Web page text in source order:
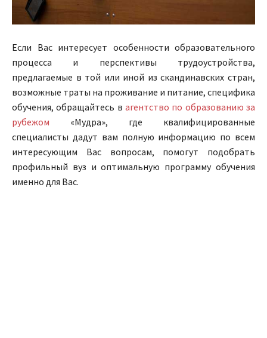
Если Вас интересует особенности образовательного
процесса и перспективы трудоустройства,
предлагаемые в той или иной из скандинавских стран,
возможные траты на проживание и питание, специфика
обучения, обращайтесь в агентство по образованию за
рубежом «Мудра», где квалифицированные
специалисты дадут вам полную информацию по всем
интересующим Вас вопросам, помогут подобрать
профильный вуз и оптимальную программу обучения
именно для Вас.